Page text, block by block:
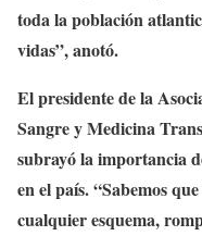
toda la población
vidas”, anotó.
El presidente de la
Sangre y Medicina
subrayó la importancia
en el país. “Sabemos
cualquier esquema,